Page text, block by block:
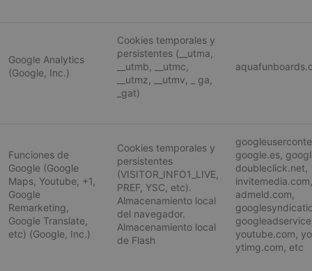
Google Analytics
(Google, Inc.)
Cookies temporales y
persistentes (__utma,
__utmb, __utmc,
__utmz, __utmv, _ ga,
_gat)
Funciones de
Google (Google
Maps, Youtube, +1,
Google
Remarketing,
Google Translate,
etc) (Google, Inc.)
Cookies temporales y
persistentes
(VISITOR_INFO1_LIVE,
PREF, YSC, etc).
Almacenamiento local
del navegador.
Almacenamiento local
de Flash
google.es,
doubleclick.net,
invitemedia.com,
admeld.com,
youtube.com,
ytimg.com, etc
CookieScriptConsent
cookieyes-consent
CookieYes